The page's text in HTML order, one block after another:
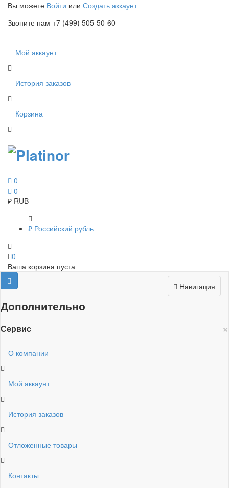
Вы можете Войти или Создать аккаунт
Звоните нам +7 (499) 505-50-60
Мой аккаунт
История заказов
Корзина
0
0
₽ RUB
₽ Российский рубль
0
Ваша корзина пуста
Навигация
Дополнительно
×
Сервис
О компании
Мой аккаунт
История заказов
Отложенные товары
Контакты